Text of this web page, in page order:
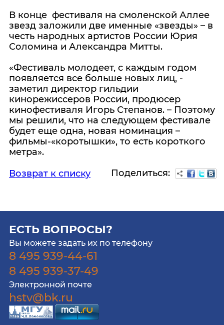
В конце фестиваля на смоленской Аллее
звезд заложили две именные «звезды» – в
честь народных артистов России Юрия
Соломина и Александра Митты.
«Фестиваль молодеет, с каждым годом
появляется все больше новых лиц, -
заметил директор гильдии
кинорежиссеров России, продюсер
кинофестиваля Игорь Степанов. – Поэтому
мы решили, что на следующем фестивале
будет еще одна, новая номинация –
фильмы-«коротышки», то есть короткого
метра».
Возврат к списку
Поделиться:
ЕСТЬ ВОПРОСЫ?
Вы можете задать их по телефону
8 495 939-44-61
8 495 939-37-49
Электронной почте
hstv@bk.ru